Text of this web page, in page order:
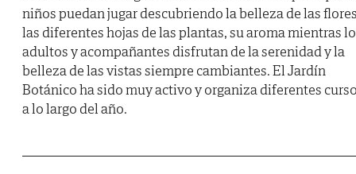
niños puedan jugar descubriendo la belleza de las
las diferentes hojas de las plantas, su aroma mientras
adultos y acompañantes disfrutan de la serenidad y la
belleza de las vistas siempre cambiantes. El Jardín
Botánico ha sido muy activo y organiza diferentes
a lo largo del año.